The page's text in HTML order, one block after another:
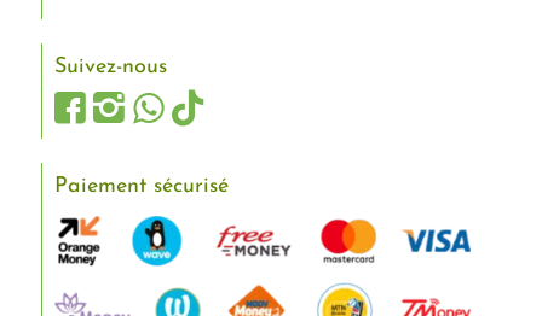
Suivez-nous
Paiement sécurisé